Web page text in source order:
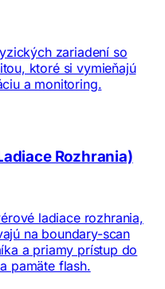
zariadení so
ktoré si vymieňajú
a monitoring.
Rozhrania)
ladiace rozhrania,
na boundary-scan
a priamy prístup do
pamäte flash.